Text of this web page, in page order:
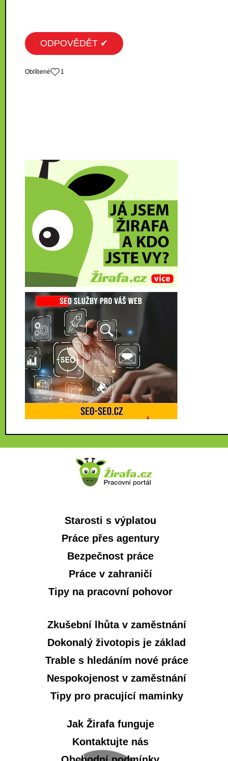
ODPOVĚDĚT ✔
Oblíbené 1
Starosti s výplatou
Práce přes agentury
Bezpečnost práce
Práce v zahraničí
Tipy na pracovní pohovor
Zkušební lhůta v zaměstnání
Dokonalý životopis je základ
Trable s hledáním nové práce
Nespokojenost v zaměstnání
Tipy pro pracující maminky
Jak Žirafa funguje
Kontaktujte nás